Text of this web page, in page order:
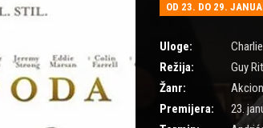
OD 23. DO 29.
Uloge:
Režija:
Guy
Žanr:
Premijera:
23.